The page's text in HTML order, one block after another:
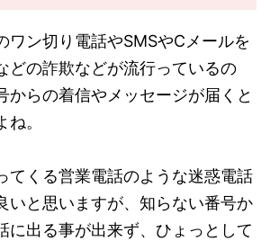
ワン切り電話やSMSやCメールを
どの詐欺などが流行っているの
からの着信やメッセージが届くと
。
てくる営業電話のような迷惑電話
いと思いますが、知らない番号か
に出る事が出来ず、ひょっとして